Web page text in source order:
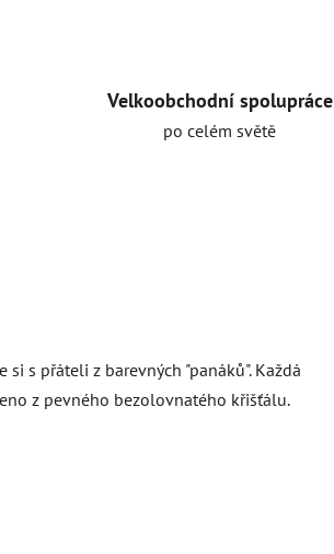
Velkoobchodní spolupráce
po celém světě
s přáteli z barevných "panáků". Každá
z pevného bezolovnatého křišťálu.